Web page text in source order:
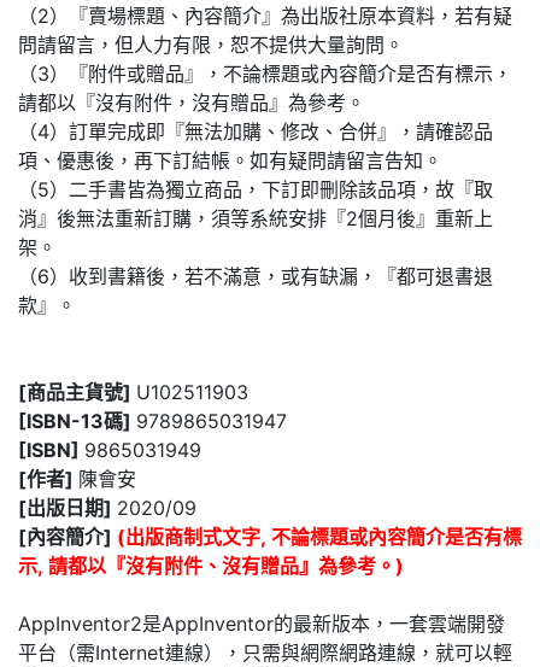
（2）『賣場標題、內容簡介』為出版社原本資料，若有疑
問請留言，但人力有限，恕不提供大量詢問。
（3）『附件或贈品』，不論標題或內容簡介是否有標示，
請都以『沒有附件，沒有贈品』為參考。
（4）訂單完成即『無法加購、修改、合併』，請確認品
項、優惠後，再下訂結帳。如有疑問請留言告知。
（5）二手書皆為獨立商品，下訂即刪除該品項，故『取
消』後無法重新訂購，須等系統安排『2個月後』重新上
架。
（6）收到書籍後，若不滿意，或有缺漏，『都可退書退
款』。
[商品主貨號] U102511903
[ISBN-13碼] 9789865031947
[ISBN] 9865031949
[作者] 陳會安
[出版日期] 2020/09
[內容簡介] (出版商制式文字, 不論標題或內容簡介是否有標
示, 請都以『沒有附件、沒有贈品』為參考。)
AppInventor2是AppInventor的最新版本，一套雲端開發
平台（需Internet連線），只需與網際網路連線，就可以輕